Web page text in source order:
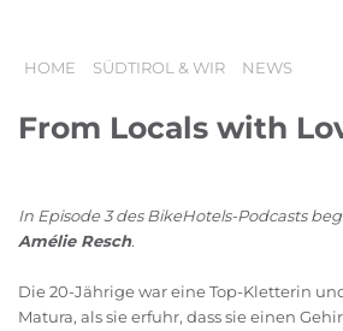
HOME SÜDTIROL & WIR NEWS
From Locals with
In Episode 3 des BikeHotels-Podcasts
Amélie Resch.
Die 20-Jährige war eine Top-Kletterin
Matura, als sie erfuhr, dass sie einen